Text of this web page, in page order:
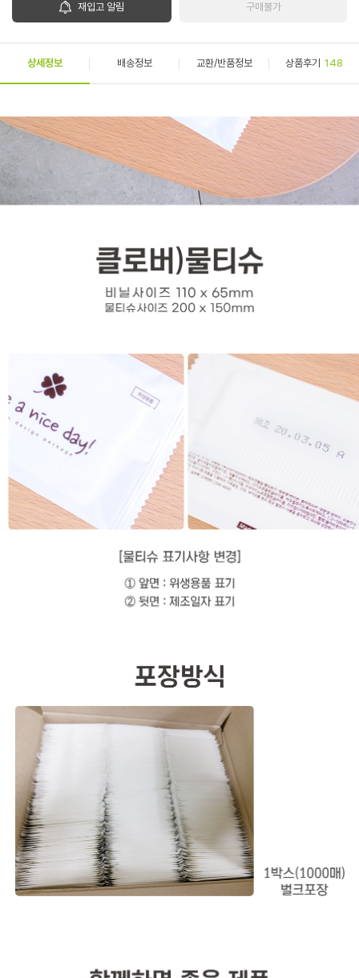
재입고 알림 구매불가
상세정보 배송정보 교환/반품정보 상품후기 148